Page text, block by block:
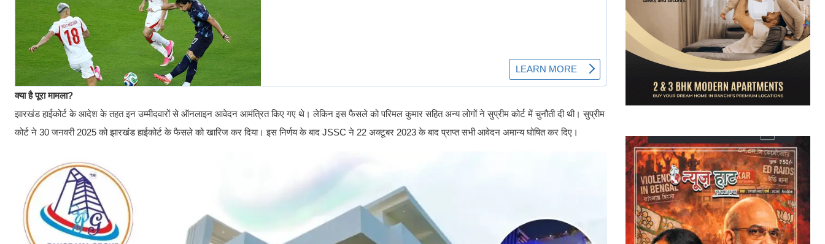
क्या है पूरा मामला?
झारखंड हाईकोर्ट के आदेश के तहत इन उम्मीदवारों से ऑनलाइन आवेदन आमंत्रित किए गए थे। लेकिन इस फैसले को परिमल कुमार सहित अन्य लोगों ने सुप्रीम कोर्ट में चुनौती दी थी। सुप्रीम
कोर्ट ने 30 जनवरी 2025 को झारखंड हाईकोर्ट के फैसले को खारिज कर दिया। इस निर्णय के बाद JSSC ने 22 अक्टूबर 2023 के बाद प्राप्त सभी आवेदन अमान्य घोषित कर दिए।